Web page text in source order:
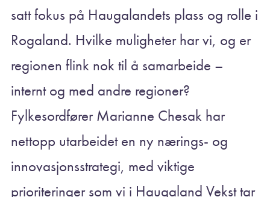
satt fokus på Haugalandets plass og rolle i
Rogaland. Hvilke muligheter har vi, og er
regionen flink nok til å samarbeide –
internt og med andre regioner?
Fylkesordfører Marianne Chesak har
nettopp utarbeidet en ny nærings- og
innovasjonsstrategi, med viktige
prioriteringer som vi i Haugaland Vekst tar